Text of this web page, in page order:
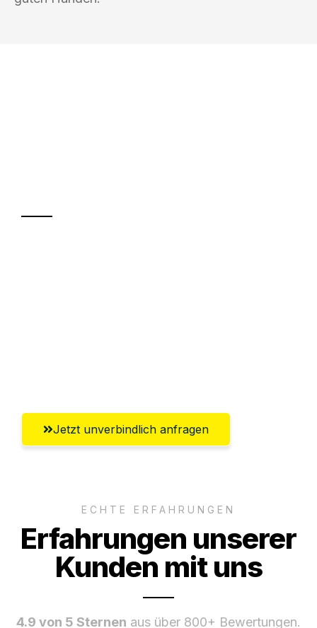
Jetzt unverbindlich anfragen
ECHTE ERFAHRUNGEN
Erfahrungen unserer
Kunden mit uns
4.9 von 5 Sternen aus über 800+ Bewertungen.